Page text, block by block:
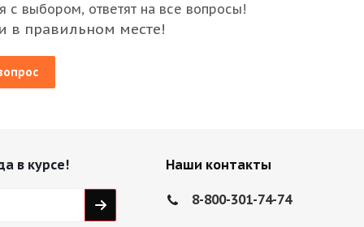
с выбором, ответят на все вопросы!
в правильном месте!
в курсе! Наши контакты
8-800-301-74-74